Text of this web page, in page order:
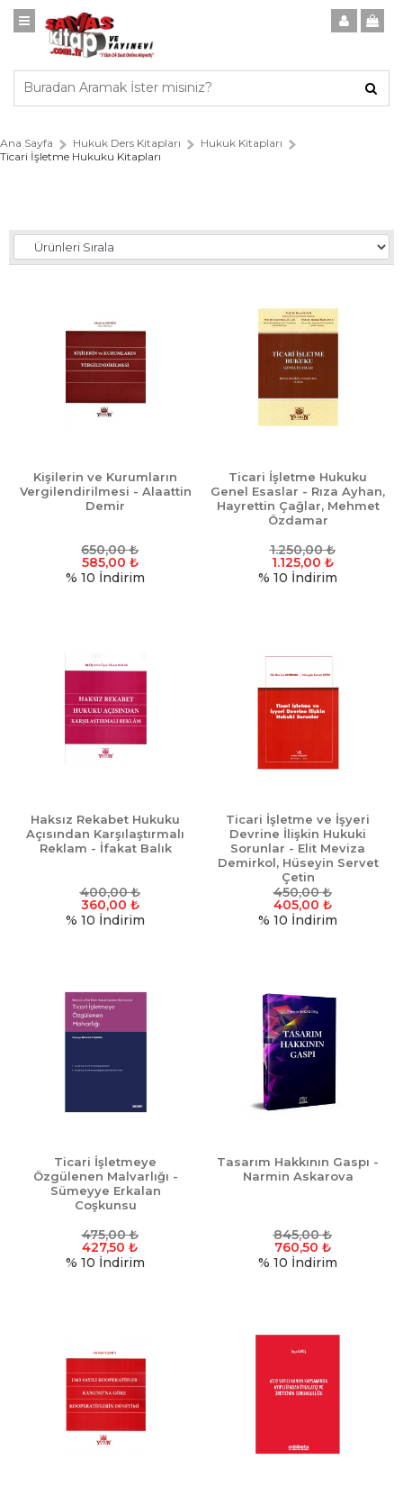
Ana Sayfa Hukuk Ders Kitapları
Hukuk Kitapları
Ticari İşletme Hukuku Kitapları
Kişilerin ve Kurumların
Vergilendirilmesi - Alaattin
Demir
650,00₺
585,00 ₺
% 10 İndirim
Ticari İşletme Hukuku
Genel Esaslar - Rıza Ayhan,
Hayrettin Çağlar, Mehmet
Özdamar
1.250,00₺
1.125,00 ₺
% 10 İndirim
Haksız Rekabet Hukuku
Açısından Karşılaştırmalı
Reklam - İfakat Balık
400,00₺
360,00 ₺
% 10 İndirim
Ticari İşletme ve İşyeri
Devrine İlişkin Hukuki
Sorunlar - Elit Meviza
Demirkol, Hüseyin Servet
Çetin
450,00₺
405,00 ₺
% 10 İndirim
Ticari İşletmeye
Özgülenen Malvarlığı -
Sümeyye Erkalan
Coşkunsu
475,00₺
427,50 ₺
% 10 İndirim
Tasarım Hakkının Gaspı -
Narmin Askarova
845,00₺
760,50 ₺
% 10 İndirim